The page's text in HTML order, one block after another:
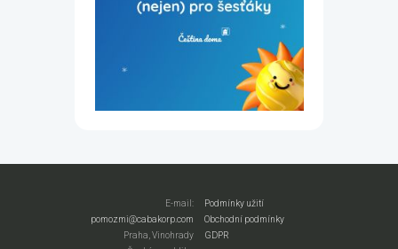
E-mail:
pomozmi@cabakorp.com
Praha, Vinohrady
Podmínky užití
Obchodní podmínky
GDPR